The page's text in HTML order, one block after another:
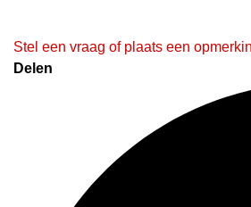
Stel een vraag of plaats een
Delen